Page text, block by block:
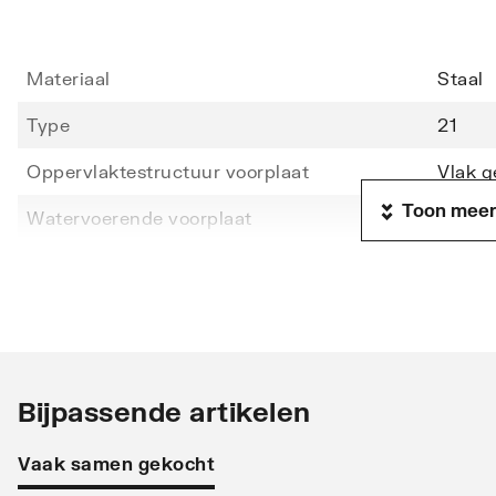
Materiaal Staal
Type 21
Oppervlaktestructuur voorplaat Vlak
Watervoerende voorplaat Nee
Warmteafgifte EN 442 20°C - 55/45
Toon meer
Bijpassende artikelen
Vaak samen gekocht